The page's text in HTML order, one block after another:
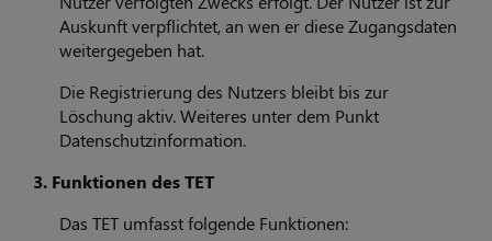
Auskunft verpflichtet, an wen er diese Zugangsdaten
weitergegeben hat.
Die Registrierung des Nutzers bleibt bis zur
Löschung aktiv. Weiteres unter dem Punkt
Datenschutzinformation.
3. Funktionen des TET
Das TET umfasst folgende Funktionen: